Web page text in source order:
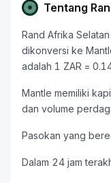
Tentang
Rand Afrika
dikonversi ke
adalah 1 ZAR =
Mantle memiliki
dan volume
Pasokan yang
Dalam 24 jam